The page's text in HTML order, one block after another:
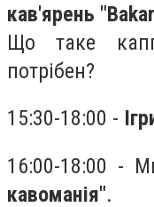
кав'ярень
Що таке
потрібен?
15:30-18:00 -
16:00-18:00 -
кавоманія".